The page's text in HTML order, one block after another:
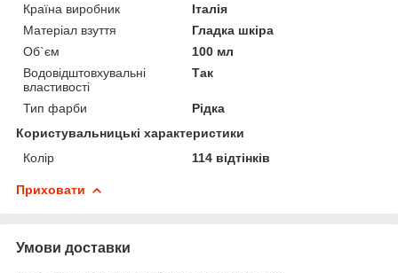
Країна виробник
Італія
Матеріал взуття
Гладка шкіра
Об`єм
100 мл
Водовідштовхувальні
властивості
Так
Тип фарби
Рідка
Користувальницькі характеристики
Колір
114 відтінків
Приховати
Умови доставки